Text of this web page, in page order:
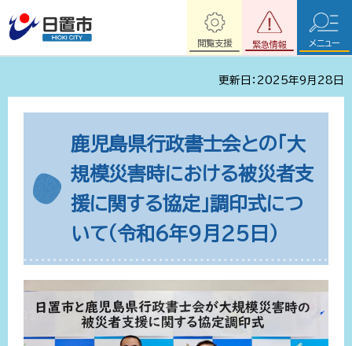
緊急情報
閲覧支援 メニュー
更新日：2025年9月28日
鹿児島県行政書士会との「大
規模災害時における被災者支
援に関する協定」調印式につ
いて（令和6年9月25日）